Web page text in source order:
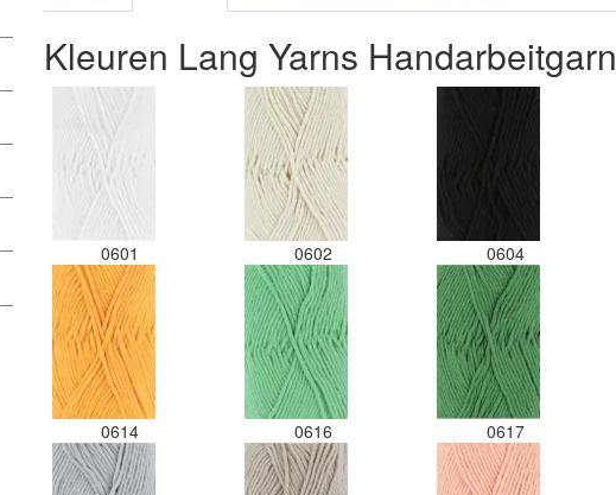
Kleuren Lang Yarns Handarbeitgarn
0601 0602 0604
0614 0616 0617